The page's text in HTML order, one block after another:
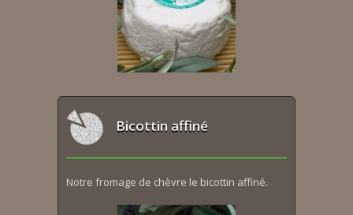
Bicottin affiné
Notre fromage de chèvre le bicottin affiné.